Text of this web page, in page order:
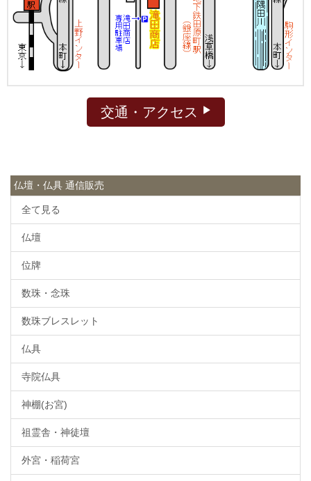
交通・アクセス
仏壇・仏具 通信販売
全て見る
仏壇
位牌
数珠・念珠
数珠ブレスレット
仏具
寺院仏具
神棚(お宮)
祖霊舎・神徒壇
外宮・稲荷宮